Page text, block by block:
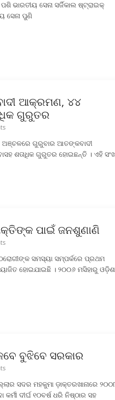
ଭାରତୀୟ ସେନା ସର୍ଜିକାଲ ଷ୍ଟ୍ରାଇକ୍
ସେନା ପୁଣି
ଆକ୍ରମଣ, ୪୪
ଗୁରୁତର
ଅଞ୍ଚଳରେ ଗୁରୁବାର ଆତଙ୍କବାଦୀ
ଶତାଧିକ ଗୁରୁତର ହୋଇଛନ୍ତି । ଏହି
ପାଇଁ ଜନଶୁଣାଣି
ସମସ୍ୟା ସମ୍ପର୍କରେ ପ୍ରଥମ
ହୋଇଯାଇଛି । ୨୦୦୬ ମସିହାରୁ
ବୁଝିବେ ସରକାର
ସଦର ମହକୁମା ଡ଼ାକ୍ତରଖାନାରେ
ଦୀର୍ଘ ୧୦ବର୍ଷ ଧରି ନିଷ୍ଠାର ସହ